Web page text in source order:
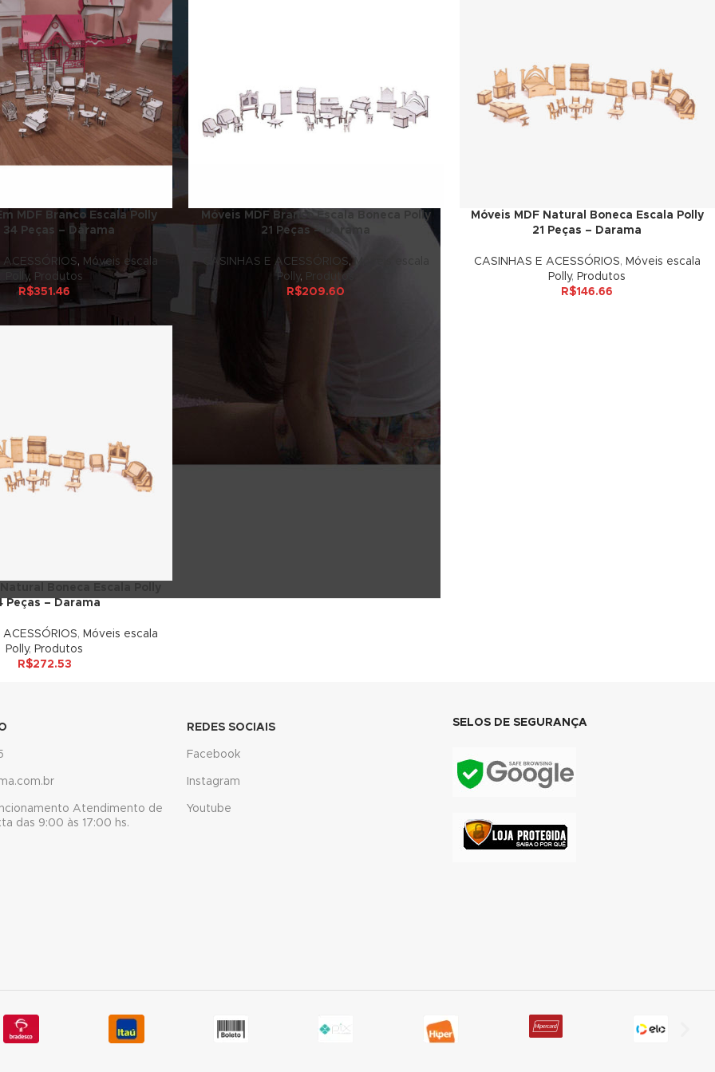
MDF Branco Escala Polly
34 Peças – Darama
ACESSÓRIOS, Móveis escala
Polly, Produtos
R$351.46
Móveis MDF Branco Escala Boneca Polly
21 Peças – Darama
CASINHAS E ACESSÓRIOS,
Polly, Produtos
R$209.60
Móveis MDF Natural Boneca Escala Polly
21 Peças – Darama
CASINHAS E ACESSÓRIOS, Móveis escala
Polly, Produtos
R$146.66
Peças – Darama
, Móveis escala
Polly, Produtos
R$272.53
Atendimento de
das 9:00 às 17:00 hs.
REDES SOCIAIS
Facebook
Instagram
Youtube
SELOS DE SEGURANÇA